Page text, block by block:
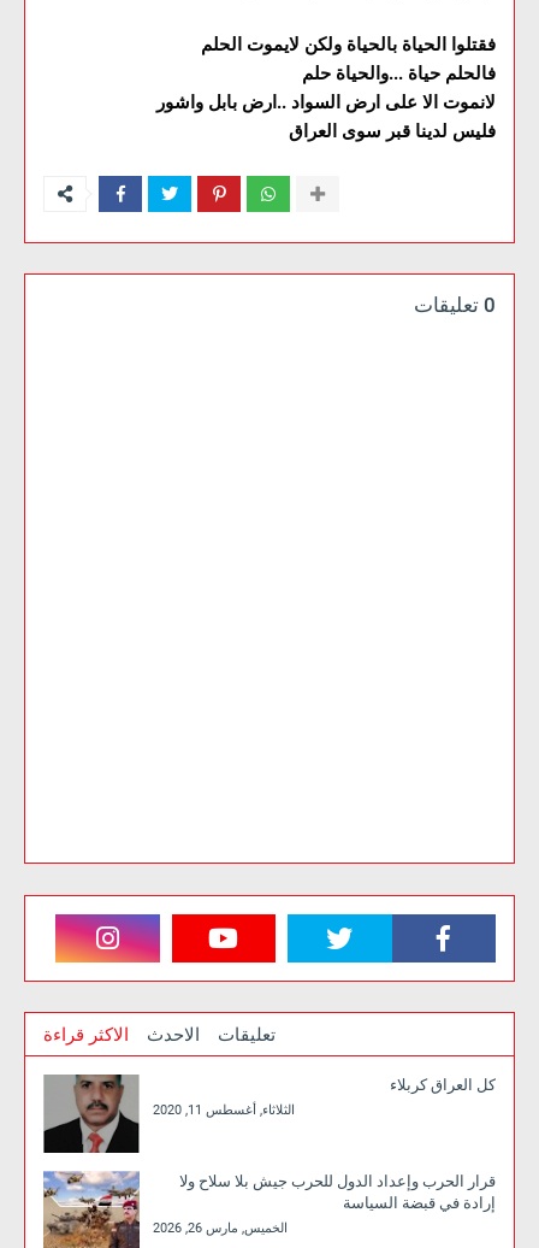
فقتلوا الحياة بالحياة ولكن لايموت الحلم
فالحلم حياة ...والحياة حلم
لانموت الا على ارض السواد ..ارض بابل واشور
فليس لدينا قبر سوى العراق
0 تعليقات
الاكثر قراءة الاحدث تعليقات
كل العراق كربلاء
الثلاثاء, أغسطس 11, 2020
قرار الحرب وإعداد الدول للحرب جيش بلا سلاح ولا
إرادة في قبضة السياسة
الخميس, مارس 26, 2026